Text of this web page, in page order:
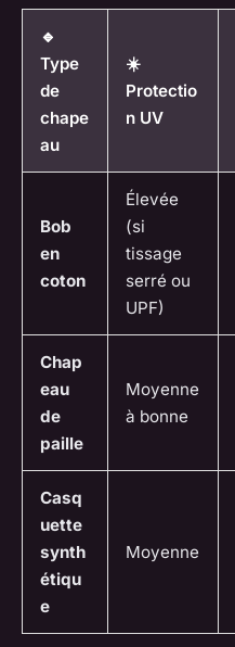
🔹
Type
de
chape
au
☀️
Protectio
n UV
Bob
en
coton
Élevée
(si
tissage
serré ou
UPF)
Chap
eau
de
paille
Moyenne
à bonne
Casq
uette
synth
étiqu
e
Moyenne